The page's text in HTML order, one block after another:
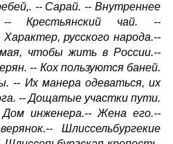
-- Сарай. -- Внутреннее
-- Крестьянский чай. --
русского народа.--
чтобы жить в России.--
-- Кох пользуются баней.
-- Их манера одеваться, их
-- Дощатые участки пути.
инженера.-- Жена его.--
Шлиссельбургекие